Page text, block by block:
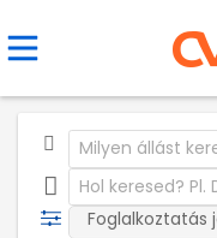
Foglalkoztatás